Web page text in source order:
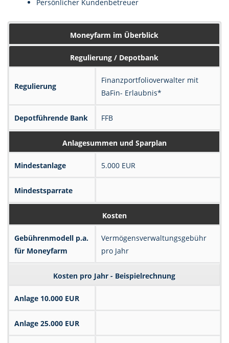
Persönlicher Kundenbetreuer
Moneyfarm im Überblick
Regulierung / Depotbank
Regulierung
Finanzportfolioverwalter mit
BaFin- Erlaubnis*
Depotführende Bank FFB
Anlagesummen und Sparplan
Mindestanlage 5.000 EUR
Mindestsparrate
Kosten
Gebührenmodell p.a.
für Moneyfarm
Vermögens­verwaltungs­gebühr
pro Jahr
Kosten pro Jahr - Beispiel­rechnung
Anlage 10.000 EUR
Anlage 25.000 EUR